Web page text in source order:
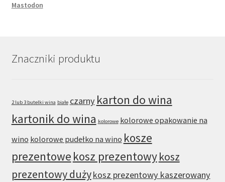
Mastodon
Znaczniki produktu
2 lub 3 butelki wina białe czarny karton do wina
kartonik do wina kolorowe kolorowe opakowanie na
wino kolorowe pudełko na wino kosze
prezentowe kosz prezentowykosz
prezentowy dużykosz prezentowy kaszerowany